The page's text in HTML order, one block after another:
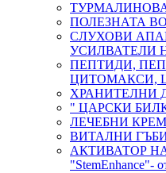
ПОЛЕЗНАТА
СЛУХОВИ
УСИЛВАТЕЛИ
ПЕПТИДИ,
ЦИТОМАКСИ,
ХРАНИТЕЛНИ
" ЦАРСКИ
ЛЕЧЕБНИ
ВИТАЛНИ
АКТИВАТОР
"StemEnhance"-